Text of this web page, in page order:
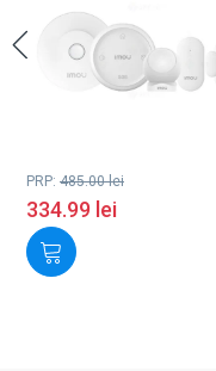
PRP: 485.00lei
334.99 lei